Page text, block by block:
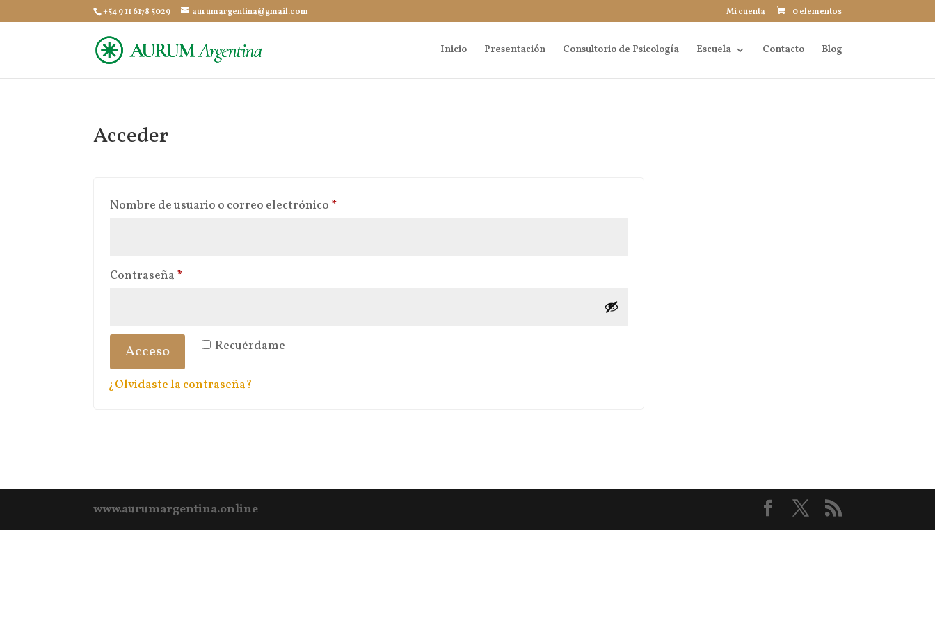
+54 9 11 6178 5029 aurumargentina@gmail.com Mi cuenta 0 elementos
Inicio Presentación Consultorio de Psicología Escuela Contacto Blog
Acceder
Nombre de usuario o correo electrónico *Obligatorio
Contraseña *Obligatorio
Recuérdame
Acceso
¿Olvidaste la contraseña?
www.aurumargentina.online